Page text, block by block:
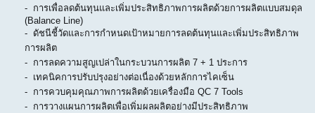
- การเพื่อลดต้นทุนและเพิ่มประสิทธิภาพการผลิตด้วยการผลิตแบบสมดุล
(Balance Line)
- ดัชนีชี้วัดและการกำหนดเป้าหมายการลดต้นทุนและเพิ่มประสิทธิภาพ
การผลิต
- การลดความสูญเปล่าในกระบวนการผลิต 7 + 1 ประการ
- เทคนิคการปรับปรุงอย่างต่อเนื่องด้วยหลักการไคเซ็น
- การควบคุมคุณภาพการผลิตด้วยเครื่องมือ QC 7 Tools
- การวางแผนการผลิตเพื่อเพิ่มผลผลิตอย่างมีประสิทธิภาพ